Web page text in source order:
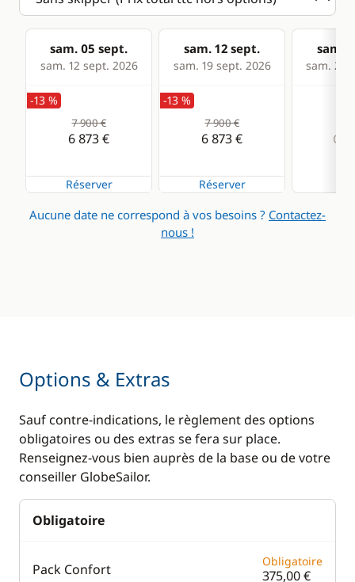
Climatisation
WC électrique
sam. 05 sept.
sam. 12 sept. 2026
sam. 12 sept.
sam. 19 sept. 2026
sam.
sam. 26
-13 %
7 900 €
6 873 €
Réserver
-13 %
7 900 €
6 873 €
Réserver
Aucune date ne correspond à vos besoins ? Contactez-
nous !
Options & Extras
Sauf contre-indications, le règlement des options
obligatoires ou des extras se fera sur place.
Renseignez-vous bien auprès de la base ou de votre
conseiller GlobeSailor.
Obligatoire
Pack Confort Obligatoire
375,00 €